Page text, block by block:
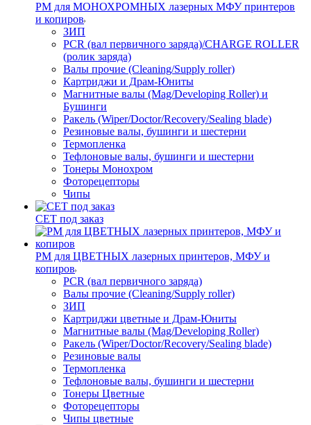
РМ для МОНОХРОМНЫХ лазерных МФУ принтеров
и копиров
ЗИП
PCR (вал первичного заряда)/CHARGE ROLLER
(ролик заряда)
Валы прочие (Cleaning/Supply roller)
Картриджи и Драм-Юниты
Магнитные валы (Mag/Developing Roller) и
Бушинги
Ракель (Wiper/Doctor/Recovery/Sealing blade)
Резиновые валы, бушинги и шестерни
Термопленка
Тефлоновые валы, бушинги и шестерни
Тонеры Монохром
Фоторецепторы
Чипы
CET под заказ
РМ для ЦВЕТНЫХ лазерных принтеров, МФУ и
копиров
PCR (вал первичного заряда)
Валы прочие (Cleaning/Supply roller)
ЗИП
Картриджи цветные и Драм-Юниты
Магнитные валы (Mag/Developing Roller)
Ракель (Wiper/Doctor/Recovery/Sealing blade)
Резиновые валы
Термопленка
Тефлоновые валы, бушинги и шестерни
Тонеры Цветные
Фоторецепторы
Чипы цветные